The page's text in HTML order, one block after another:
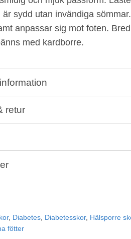
sydd utan invändiga
anpassar sig mot foten.
med kardborre.
retur
, Diabetes, Diabetesskor, Hälsporre
fötter